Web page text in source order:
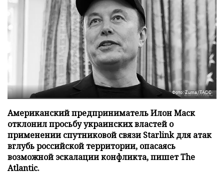
Фото: Zuma/ТАСС
Американский предприниматель Илон Маск
отклонил просьбу украинских властей о
применении спутниковой связи Starlink для атак
вглубь российской территории, опасаясь
возможной эскалации конфликта, пишет The
Atlantic.